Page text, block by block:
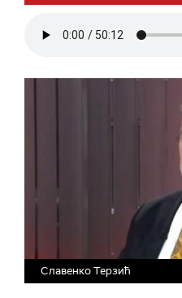
Славенко Терзић